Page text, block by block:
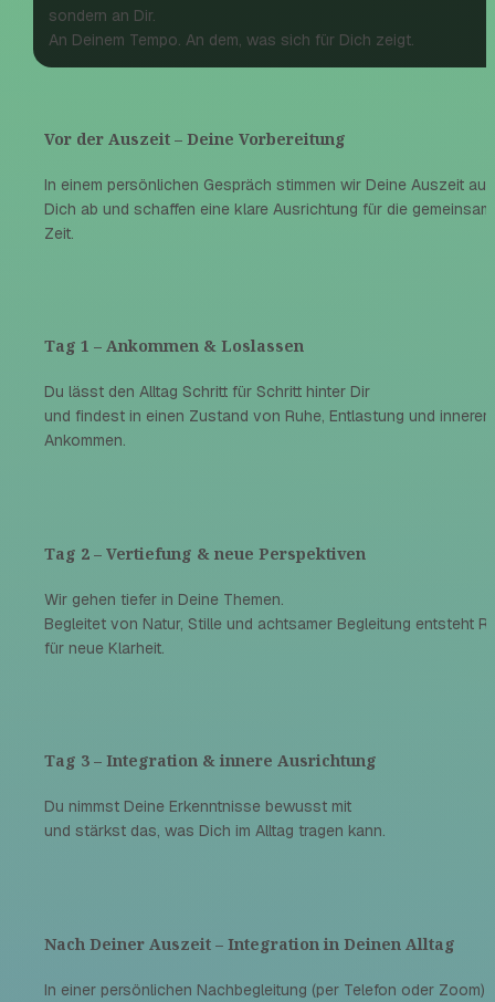
sondern an Dir.
An Deinem Tempo. An dem, was sich für Dich zeigt.
Vor der Auszeit – Deine Vorbereitung
In einem persönlichen Gespräch stimmen wir Deine Auszeit auf
Dich ab und schaffen eine klare Ausrichtung für die
Zeit.
Tag 1 – Ankommen & Loslassen
Du lässt den Alltag Schritt für Schritt hinter Dir
und findest in einen Zustand von Ruhe, Entlastung und innerem
Ankommen.
Tag 2 – Vertiefung & neue Perspektiven
Wir gehen tiefer in Deine Themen.
Begleitet von Natur, Stille und achtsamer Begleitung entsteht
für neue Klarheit.
Tag 3 – Integration & innere Ausrichtung
Du nimmst Deine Erkenntnisse bewusst mit
und stärkst das, was Dich im Alltag tragen kann.
Nach Deiner Auszeit – Integration in Deinen Alltag
In einer persönlichen Nachbegleitung (per Telefon oder Zoom)